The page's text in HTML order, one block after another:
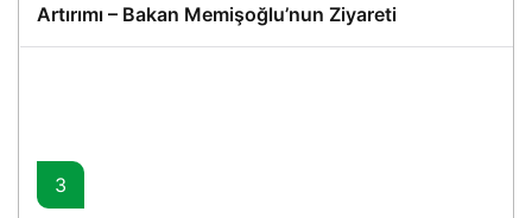
Artırımı – Bakan Memişoğlu’nun Ziyareti
3